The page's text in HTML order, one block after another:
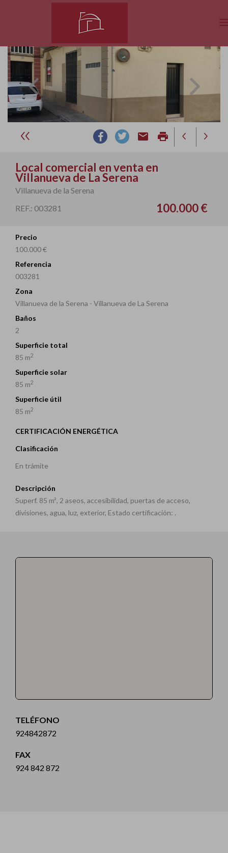
email print
Local comercial en venta en
Villanueva de La Serena
Villanueva de la Serena
REF.: 003281
100.000 €
Precio
100.000 €
Referencia
003281
Zona
Villanueva de la Serena - Villanueva de La Serena
Baños
2
Superficie total
85 m2
Superficie solar
85 m2
Superficie útil
85 m2
CERTIFICACIÓN ENERGÉTICA
Clasificación
En trámite
Descripción
Superf. 85 m², 2 aseos, accesibilidad, puertas de acceso,
divisiones, agua, luz, exterior, Estado certificación: .
TELÉFONO
924842872
FAX
924 842 872